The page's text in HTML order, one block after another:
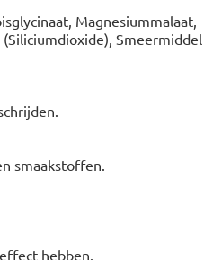
Magnesiummalaat,
Smeermiddel
smaakstoffen.
hebben.